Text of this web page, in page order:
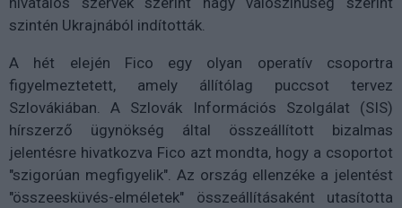
szintén Ukrajnából indították.
A hét elején Fico egy olyan operatív csoportra
figyelmeztetett, amely állítólag puccsot tervez
Szlovákiában. A Szlovák Információs Szolgálat (SIS)
hírszerző ügynökség által összeállított bizalmas
jelentésre hivatkozva Fico azt mondta, hogy a csoportot
"szigorúan megfigyelik". Az ország ellenzéke a jelentést
"összeesküvés-elméletek" összeállításaként utasította